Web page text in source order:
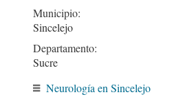
Municipio:
Sincelejo
Departamento:
Sucre
Neurología en Sincelejo